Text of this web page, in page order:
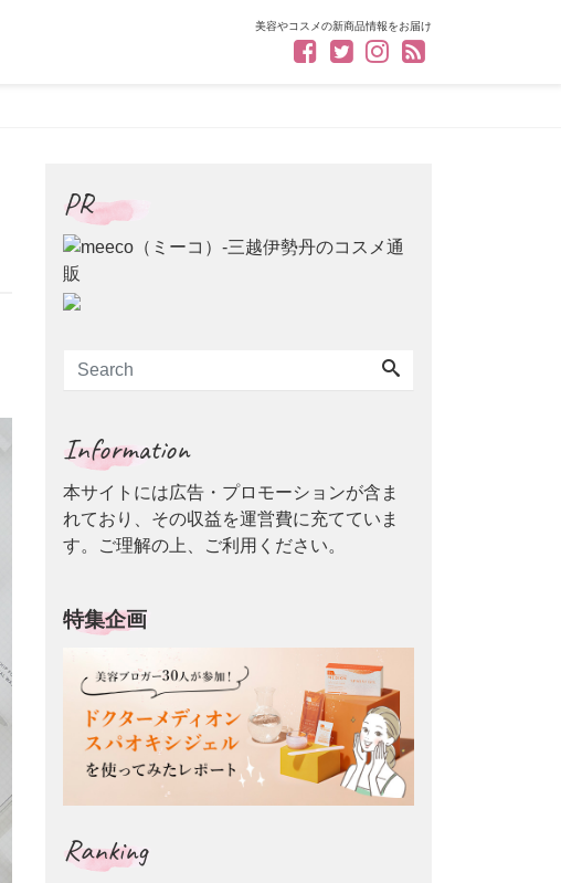
美容やコスメの新商品情報をお届け
PR
Information
本サイトには広告・プロモーションが含ま
れており、その収益を運営費に充てていま
す。ご理解の上、ご利用ください。
特集企画
Ranking